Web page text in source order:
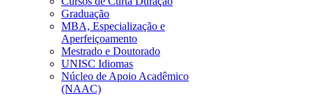
Graduação
MBA, Especialização e
Aperfeiçoamento
Mestrado e Doutorado
UNISC Idiomas
Núcleo de Apoio Acadêmico
(NAAC)